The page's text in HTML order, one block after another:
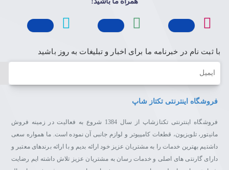
با ثبت نام در خبرنامه ما برای اخبار و تبلیغات به روز باشید
ایمیل
فروشگاه اینترنتی تکتاز شاپ
فروشگاه اینترنتی تکتازشاپ از سال 1384 شروع به فعالیت در زمینه فروش
مانیتور، تلویزیون، قطعات کامپیوتر و لوازم جانبی آن نموده است. ما همواره سعی
داشتیم بهترین خدمات را به مشتریان عزیز خود ارائه بدیم و با ارائه برندهای معتبر و
دارای گارنتی های اصلی و خدمات رسان به مشتریان عزیز تلاش داشته ایم رضایت